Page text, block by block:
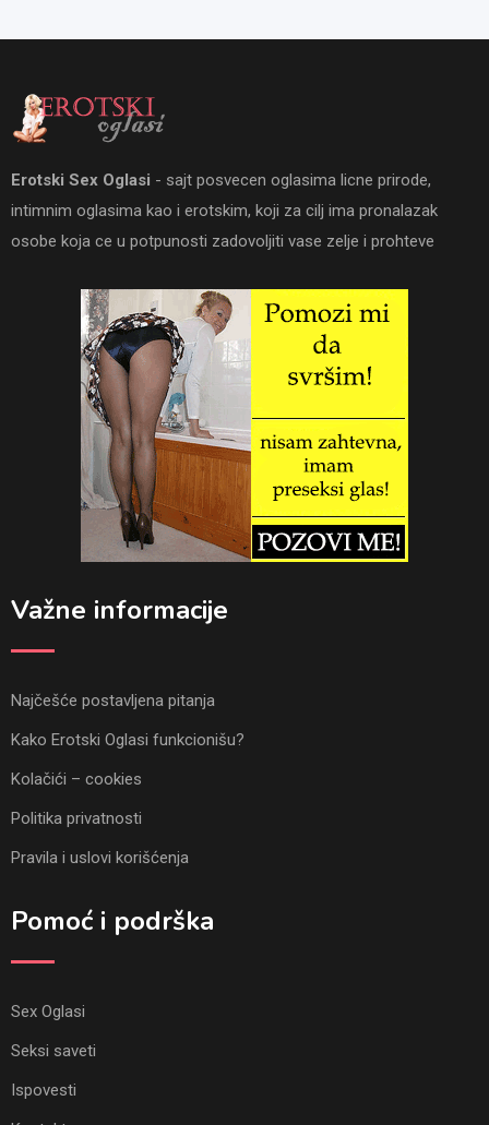
Erotski Sex Oglasi - sajt posvecen oglasima licne prirode,
intimnim oglasima kao i erotskim, koji za cilj ima pronalazak
osobe koja ce u potpunosti zadovoljiti vase zelje i prohteve
Važne informacije
Najčešće postavljena pitanja
Kako Erotski Oglasi funkcionišu?
Kolačići – cookies
Politika privatnosti
Pravila i uslovi korišćenja
Pomoć i podrška
Sex Oglasi
Seksi saveti
Ispovesti